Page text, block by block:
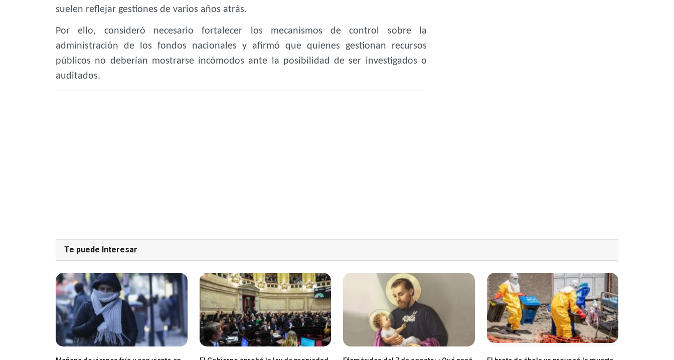
suelen reflejar gestiones de varios años atrás.
Por ello, consideró necesario fortalecer los mecanismos de control sobre la
administración de los fondos nacionales y afirmó que quienes gestionan recursos
públicos no deberían mostrarse incómodos ante la posibilidad de ser investigados o
auditados.
Te puede Interesar